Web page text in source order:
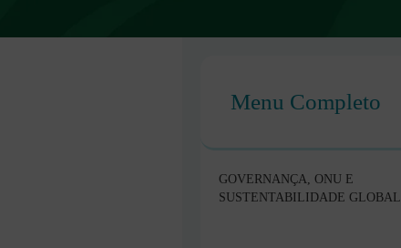
Menu Completo
GOVERNANÇA, ONU E
SUSTENTABILIDADE GLOBAL